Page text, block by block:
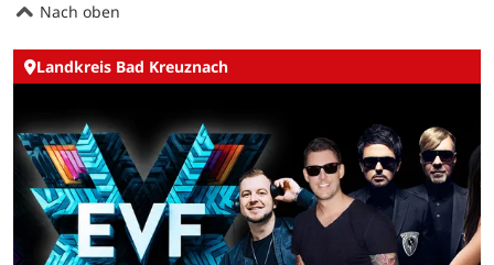
Nach oben
Landkreis Bad Kreuznach